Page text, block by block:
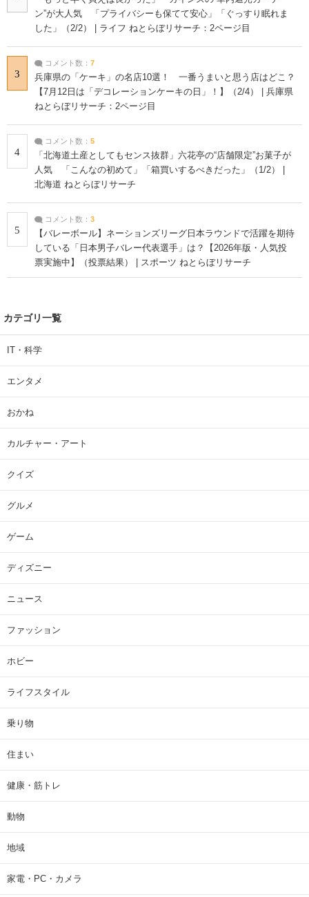
ン”が大人気 「プライバシーも保てて安心」「ぐっすり眠れま
した」（2/2） | ライフ ねとらぼリサーチ：2ページ目
3
コメント数： 7
兵庫県の「ケーキ」の名店10選！ 一番うまいと思う店はどこ？
【7月12日は「デコレーションケーキの日」！】（2/4） | 兵庫県
ねとらぼリサーチ：2ページ目
4
コメント数： 5
「北海道土産としてもセンス抜群」六花亭の“店舗限定”お菓子が
人気 「こんなの初めて」「箱買いするべきだった」（1/2） |
北海道 ねとらぼリサーチ
5
コメント数： 3
【バレーボール】ネーションズリーグ日本ラウンドで活躍を期待
している「日本男子バレー代表選手」は？【2026年版・人気投
票実施中】（投票結果） | スポーツ ねとらぼリサーチ
カテゴリ一覧
IT・科学
エンタメ
おかね
カルチャー・アート
クイズ
グルメ
ゲーム
ディズニー
ニュース
ファッション
ホビー
ライフスタイル
乗り物
住まい
健康・筋トレ
動物
地域
家電・PC・カメラ